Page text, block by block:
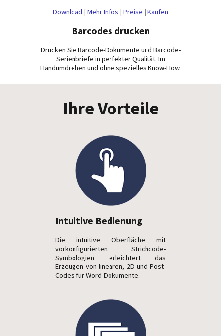
Download | Mehr Infos | Preise | Kaufen
Barcodes drucken
Drucken Sie Barcode-Dokumente und Barcode-
Serienbriefe in perfekter Qualität. Im
Handumdrehen und ohne spezielles Know-How.
Ihre Vorteile
Intuitive Bedienung
Die intuitive Oberfläche mit
vorkonfigurierten Strichcode-
Symbologien erleichtert das
Erzeugen von linearen, 2D und Post-
Codes für Word-Dokumente.